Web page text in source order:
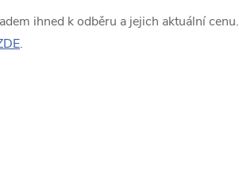
ihned k odběru a jejich aktuální cenu.
.